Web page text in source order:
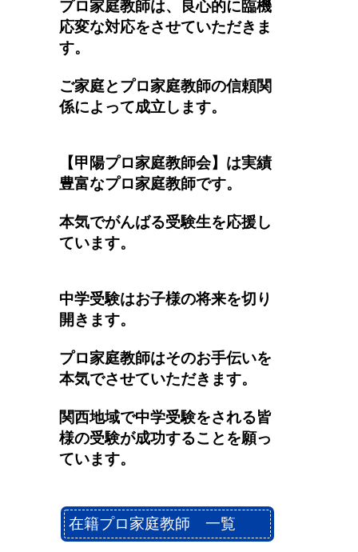
プロ家庭教師は、良心的に臨機
応変な対応をさせていただきま
す。
ご家庭とプロ家庭教師の信頼関
係によって成立します。
【甲陽プロ家庭教師会】は実績
豊富なプロ家庭教師です。
本気でがんばる受験生を応援し
ています。
中学受験はお子様の将来を切り
開きます。
プロ家庭教師はそのお手伝いを
本気でさせていただきます。
関西地域で中学受験をされる皆
様の受験が成功することを願っ
ています。
在籍プロ家庭教師 一覧